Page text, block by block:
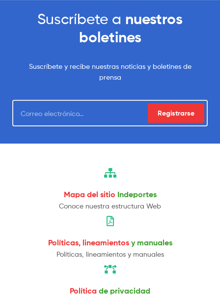
Suscríbete a nuestros
boletines
Suscríbete y recibe nuestras noticias y boletines de
prensa
Registrarse
Mapa del sitio Indeportes
Conoce nuestra estructura Web
Políticas, lineamientos y manuales
Políticas, lineamientos y manuales
Política de privacidad